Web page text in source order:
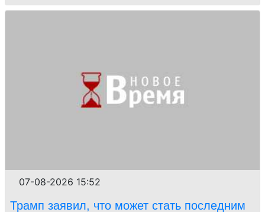
07-08-2026 15:52
Трамп заявил, что может стать последним